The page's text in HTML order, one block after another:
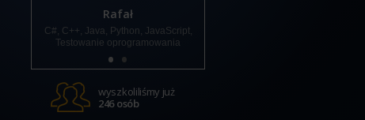
Rafał
C#, C++, Java, Python, JavaScript,
Testowanie oprogramowania
wyszkoliliśmy już
246 osób